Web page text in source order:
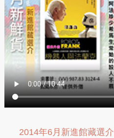
2014年6月新進館藏選介